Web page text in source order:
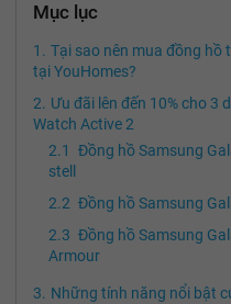
Mục lục
Tại sao nên mua đồng hồ
tại YouHomes?
Ưu đãi lên đến 10% cho 3
Watch Active 2
Đồng hồ Samsung
stell
Đồng hồ Samsung
Đồng hồ Samsung
Armour
Những tính năng nổi bật